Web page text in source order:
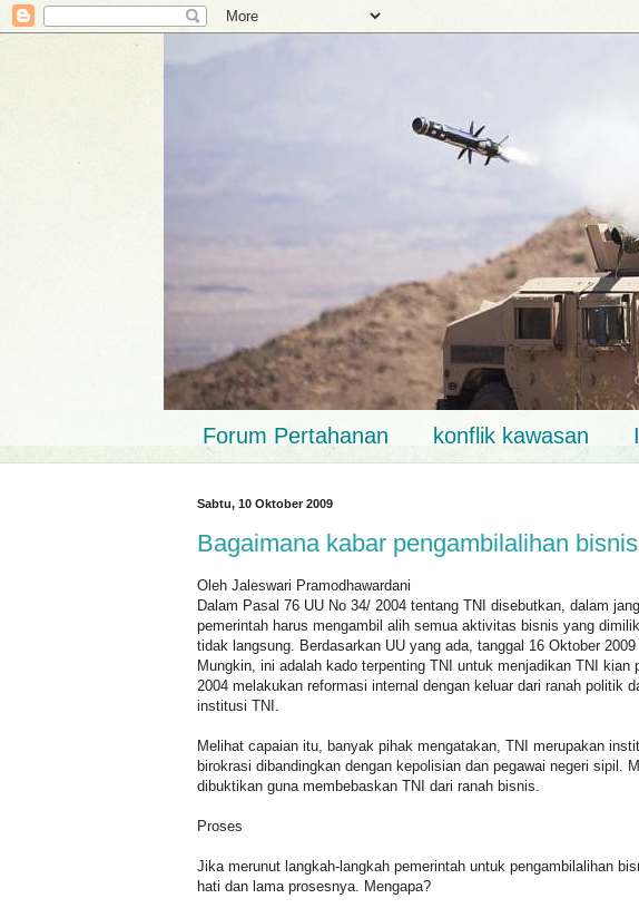
Forum Pertahanan konflik kawasan
Sabtu, 10 Oktober 2009
Bagaimana kabar pengambilalihan
Oleh Jaleswari Pramodhawardani
Dalam Pasal 76 UU No 34/ 2004 tentang TNI disebutkan, dalam
pemerintah harus mengambil alih semua aktivitas bisnis yang
tidak langsung. Berdasarkan UU yang ada, tanggal 16 Oktober
Mungkin, ini adalah kado terpenting TNI untuk menjadikan TNI kian
2004 melakukan reformasi internal dengan keluar dari ranah politik
institusi TNI.
Melihat capaian itu, banyak pihak mengatakan, TNI merupakan
birokrasi dibandingkan dengan kepolisian dan pegawai negeri sipil.
dibuktikan guna membebaskan TNI dari ranah bisnis.
Proses
Jika merunut langkah-langkah pemerintah untuk pengambilalihan
hati dan lama prosesnya. Mengapa?